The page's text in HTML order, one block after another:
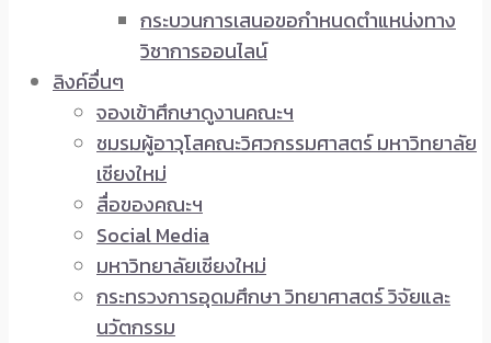
กระบวนการเสนอขอกำหนดตำแหน่งทาง
วิชาการออนไลน์
ลิงค์อื่นๆ
จองเข้าศึกษาดูงานคณะฯ
ชมรมผู้อาวุโสคณะวิศวกรรมศาสตร์ มหาวิทยาลัย
เชียงใหม่
สื่อของคณะฯ
Social Media
มหาวิทยาลัยเชียงใหม่
กระทรวงการอุดมศึกษา วิทยาศาสตร์ วิจัยและ
นวัตกรรม